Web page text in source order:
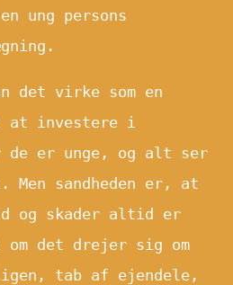
ung persons
det virke som en
at investere i
er unge, og alt ser
sandheden er, at
og skader altid er
det drejer sig om
tab af ejendele,